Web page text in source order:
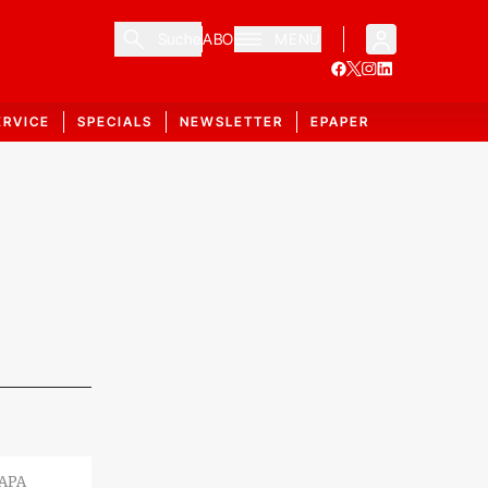
ABO
SPECIALS NEWSLETTER EPAPER